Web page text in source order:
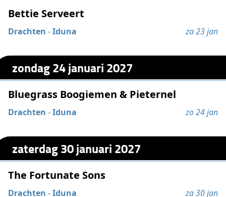
Bettie Serveert
Drachten -Iduna za 23 jan
zondag 24 januari 2027
Bluegrass Boogiemen & Pieternel
Drachten -Iduna zo 24 jan
zaterdag 30 januari 2027
The Fortunate Sons
Drachten -Iduna za 30 jan